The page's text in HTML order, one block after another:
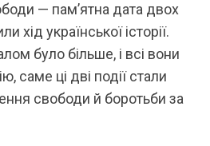
— пам’ятна дата двох
хід української історії.
було більше, і всі вони
саме ці дві події стали
свободи й боротьби за